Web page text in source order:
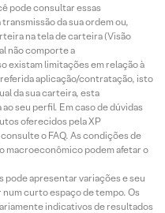
pode consultar essas
da sua ordem ou,
na tela de carteira (Visão
não comporte a
existam limitações em relação à
aplicação/contratação, isto
da sua carteira, esta
seu perfil. Em caso de dúvidas
oferecidos pela XP
o FAQ. As condições de
macroeconômico podem afetar o
apresentar variações e seu
curto espaço de tempo. Os
indicativos de resultados